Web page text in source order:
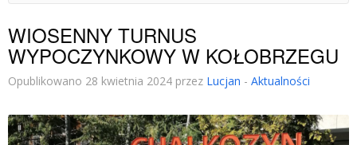
WIOSENNY TURNUS
WYPOCZYNKOWY W KOŁOBRZEGU
Opublikowano 28 kwietnia 2024 przez Lucjan - Aktualności